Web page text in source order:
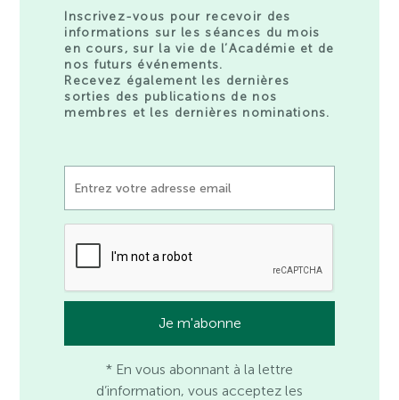
Inscrivez-vous pour recevoir des
informations sur les séances du mois
en cours, sur la vie de l’Académie et de
nos futurs événements.
Recevez également les dernières
sorties des publications de nos
membres et les dernières nominations.
* En vous abonnant à la lettre
d’information, vous acceptez les